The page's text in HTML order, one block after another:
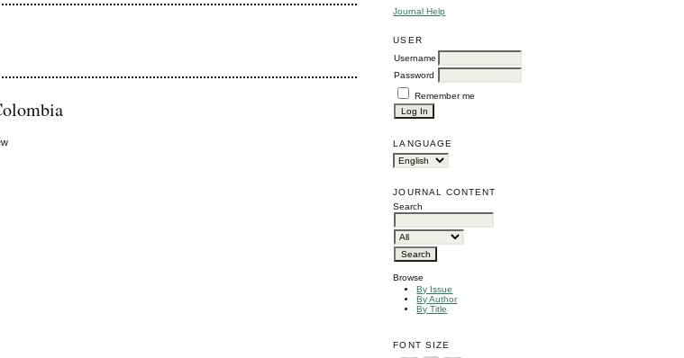
Journal Help
USER
Username
Password
Remember me
LANGUAGE
JOURNAL CONTENT
Search
Browse
By Issue
By Author
By Title
FONT SIZE